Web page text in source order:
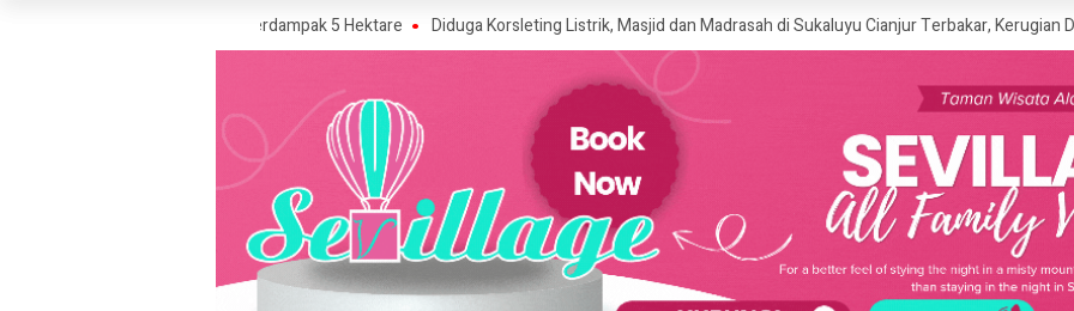
Perkirakan Area Terdampak 5 Hektare Diduga Korsleting Listrik, Masjid dan Madrasah di Sukaluyu Cianjur Terbakar, Kerugian Ditaksir